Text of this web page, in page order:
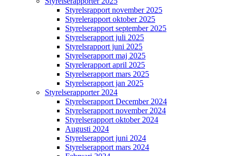
Styrelsrapport november 2025
Styrelerapport oktober 2025
Styrelserapport september 2025
Styrelserapport juli 2025
Styrelsrapport juni 2025
Styrelserapport maj 2025
Styrelerapport april 2025
Styrelserapport mars 2025
Styrelserapport jan 2025
Styrelserapporter 2024
Styrelserapport December 2024
Styrelserapport november 2024
Styrelserapport oktober 2024
Augusti 2024
Styrelserapport juni 2024
Styrelserapport mars 2024